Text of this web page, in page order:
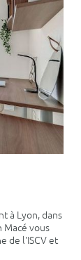
à Lyon, dans
Macé vous
de l'ISCV et